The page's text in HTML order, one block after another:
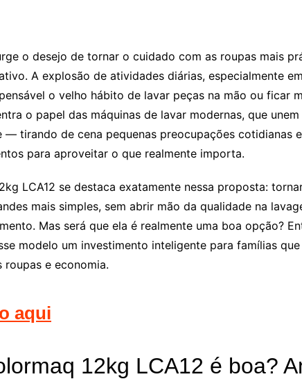
o desejo de tornar o cuidado com as roupas mais
A explosão de atividades diárias, especialmente
o velho hábito de lavar peças na mão ou ficar
o papel das máquinas de lavar modernas, que
— tirando de cena pequenas preocupações cotidianas
para aproveitar o que realmente importa.
LCA12 se destaca exatamente nessa proposta:
mais simples, sem abrir mão da qualidade na
Mas será que ela é realmente uma boa opção?
modelo um investimento inteligente para famílias
e economia.
aqui
12kg LCA12 é boa?